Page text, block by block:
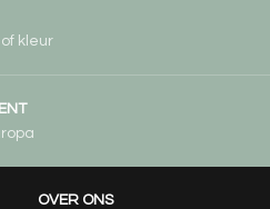
kleur
OVER ONS